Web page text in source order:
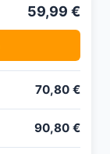
59,99 €
70,80 €
90,80 €